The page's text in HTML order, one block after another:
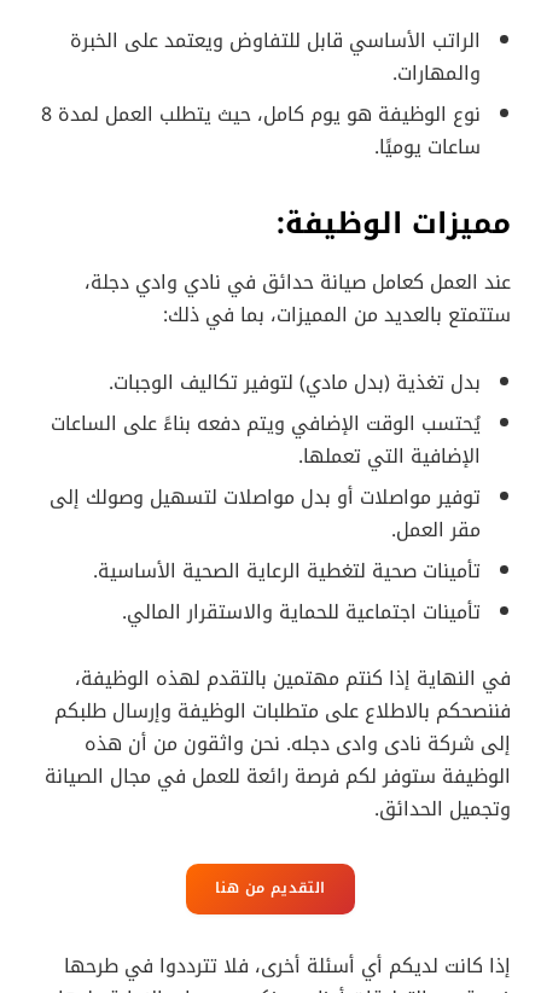
الراتب الأساسي قابل للتفاوض ويعتمد على الخبرة
والمهارات.
نوع الوظيفة هو يوم كامل، حيث يتطلب العمل لمدة 8
ساعات يوميًا.
مميزات الوظيفة:
عند العمل كعامل صيانة حدائق في نادي وادي دجلة،
ستتمتع بالعديد من المميزات، بما في ذلك:
بدل تغذية (بدل مادي) لتوفير تكاليف الوجبات.
يُحتسب الوقت الإضافي ويتم دفعه بناءً على الساعات
الإضافية التي تعملها.
توفير مواصلات أو بدل مواصلات لتسهيل وصولك إلى
مقر العمل.
تأمينات صحية لتغطية الرعاية الصحية الأساسية.
تأمينات اجتماعية للحماية والاستقرار المالي.
في النهاية إذا كنتم مهتمين بالتقدم لهذه الوظيفة،
فننصحكم بالاطلاع على متطلبات الوظيفة وإرسال طلبكم
إلى شركة نادى وادى دجله. نحن واثقون من أن هذه
الوظيفة ستوفر لكم فرصة رائعة للعمل في مجال الصيانة
وتجميل الحدائق.
التقديم من هنا
إذا كانت لديكم أي أسئلة أخرى، فلا تترددوا في طرحها